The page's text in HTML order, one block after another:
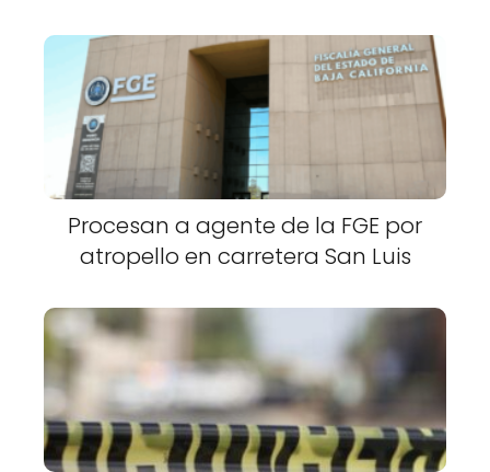
Procesan a agente de la FGE por
atropello en carretera San Luis